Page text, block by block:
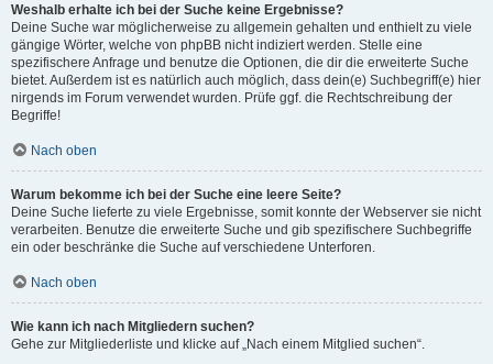
Weshalb erhalte ich bei der Suche keine Ergebnisse?
Deine Suche war möglicherweise zu allgemein gehalten und enthielt zu viele
gängige Wörter, welche von phpBB nicht indiziert werden. Stelle eine
spezifischere Anfrage und benutze die Optionen, die dir die erweiterte Suche
bietet. Außerdem ist es natürlich auch möglich, dass dein(e) Suchbegriff(e) hier
nirgends im Forum verwendet wurden. Prüfe ggf. die Rechtschreibung der
Begriffe!
Nach oben
Warum bekomme ich bei der Suche eine leere Seite?
Deine Suche lieferte zu viele Ergebnisse, somit konnte der Webserver sie nicht
verarbeiten. Benutze die erweiterte Suche und gib spezifischere Suchbegriffe
ein oder beschränke die Suche auf verschiedene Unterforen.
Nach oben
Wie kann ich nach Mitgliedern suchen?
Gehe zur Mitgliederliste und klicke auf „Nach einem Mitglied suchen“.